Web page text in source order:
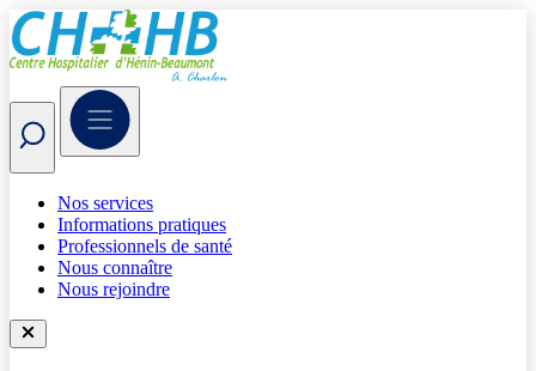
Nos services
Informations pratiques
Professionnels de santé
Nous connaître
Nous rejoindre